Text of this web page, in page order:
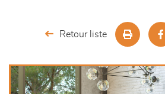
décoration
Retour liste